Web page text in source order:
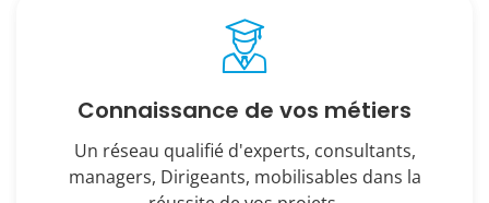
Connaissance de vos métiers
Un réseau qualifié d'experts, consultants,
managers, Dirigeants, mobilisables dans la